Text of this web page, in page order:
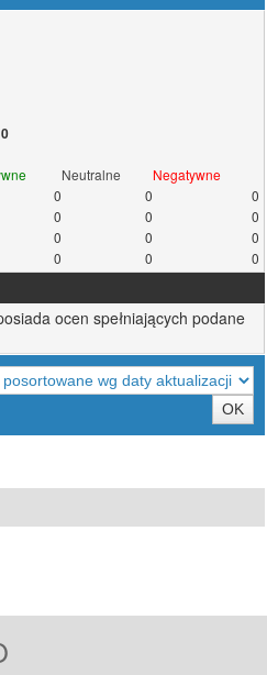
Neutralne
Negatywne
0 0
0
0 0
0
0 0
0
0 0
0
ocen spełniających podane